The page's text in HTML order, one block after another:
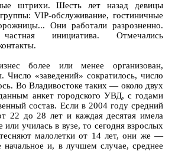
штрихи. Шесть лет назад девицы
VIP-обслуживание, гостиничные
Они работали разрозненно.
инициатива. Отмечались
более или менее организован,
Число «заведений» сократилось, число
Во Владивостоке таких — около двух
анкет городского УВД, с годами
состав. Если в 2004 году средний
22 до 28 лет и каждая десятая имела
училась в вузе, то сегодня взрослых
малолетки от 14 лет, они же —
и, в лучшем случае, среднее